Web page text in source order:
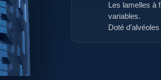
Les lamelles à
variables.
Doté